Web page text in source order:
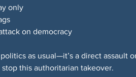
only
on democracy
as usual—it’s a direct assault
this authoritarian takeover.